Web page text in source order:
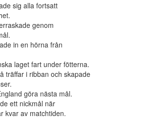
sig alla fortsatt
genom
in en hörna från
laget fart under fötterna.
träffar i ribban och skapade
göra nästa mål.
ett nickmål när
kvar av matchtiden.